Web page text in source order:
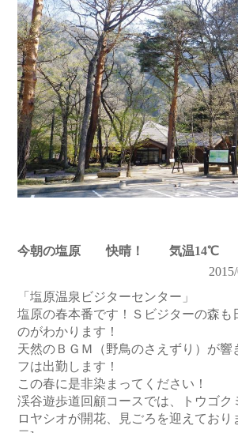
今朝の塩原 快晴！ 気温14℃
「塩原温泉ビジターセンター」
塩原の春本番です！Ｓビジターの森も
のがわかります！
天然のＢＧＭ（野鳥のさえずり）が響
フは出勤します！
この春に是非染まってください！
渓谷遊歩道回顧コースでは、トウゴク
ロヤシオが開花、見ごろを迎えており